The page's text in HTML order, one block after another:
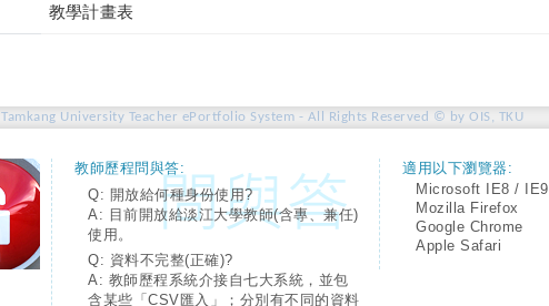
教學計畫表
Tamkang University Teacher ePortfolio System - All Rights Reserved © by OIS, TKU
教師歷程問與答:
Q: 開放給何種身份使用?
A: 目前開放給淡江大學教師(含專、兼任)
使用。
Q: 資料不完整(正確)?
A: 教師歷程系統介接自七大系統，並包
含某些「CSV匯入」；分別有不同的資料
適用以下瀏覽器:
Microsoft IE8 / IE9
Mozilla Firefox
Google Chrome
Apple Safari